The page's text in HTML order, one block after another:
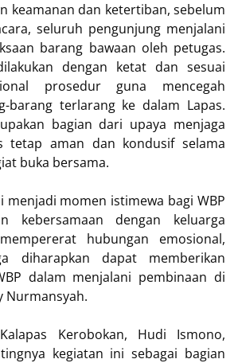
keamanan dan ketertiban, sebelum
seluruh pengunjung menjalani
barang bawaan oleh petugas.
dengan ketat dan sesuai
prosedur guna mencegah
barang terlarang ke dalam Lapas.
bagian dari upaya menjaga
tetap aman dan kondusif selama
buka bersama.
menjadi momen istimewa bagi WBP
kebersamaan dengan keluarga
hubungan emosional,
diharapkan dapat memberikan
dalam menjalani pembinaan di
Nurmansyah.
Kerobokan, Hudi Ismono,
kegiatan ini sebagai bagian